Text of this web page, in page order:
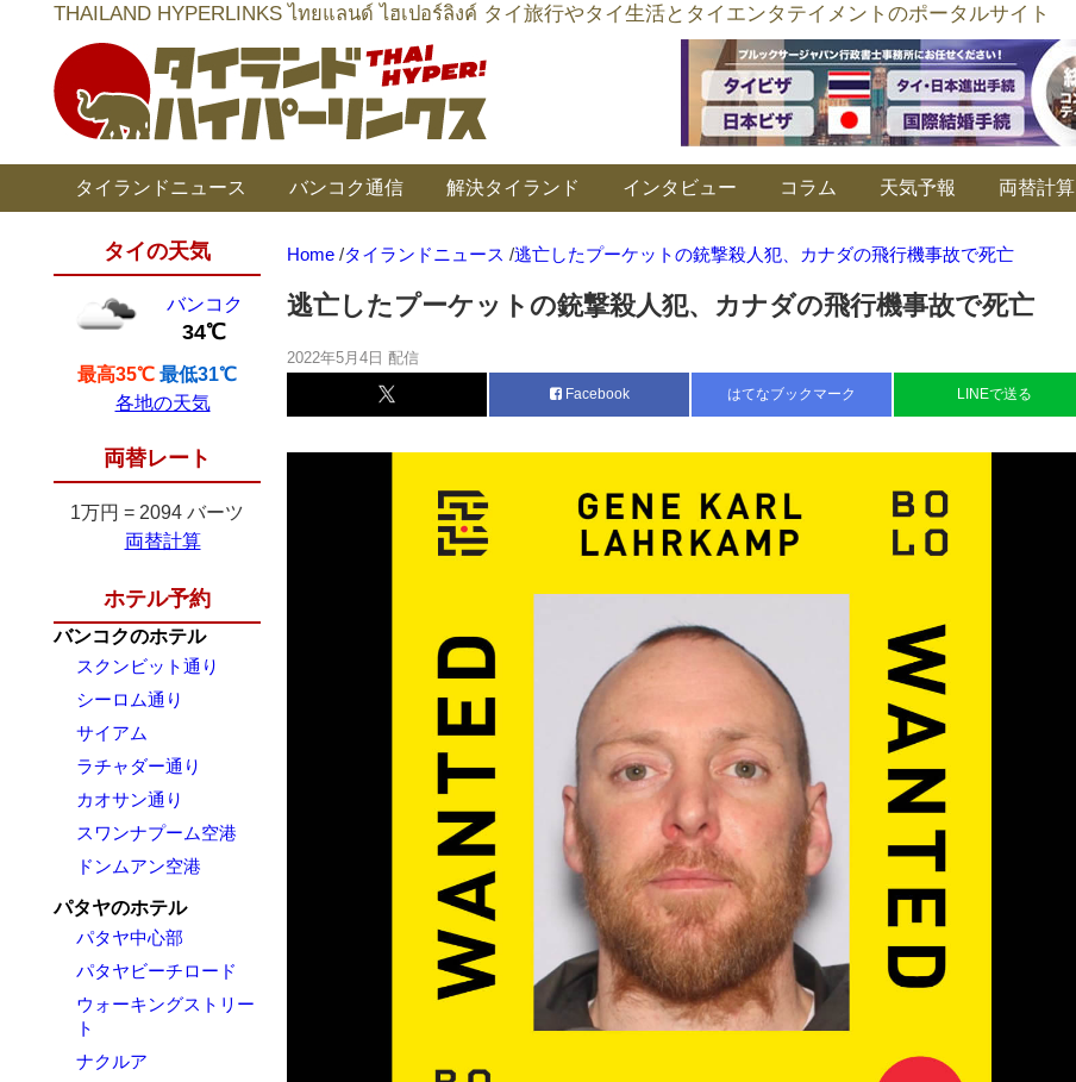
THAILAND HYPERLINKS ไทยแลนด์ ไฮเปอร์ลิงค์ タイ旅行やタイ生活とタイエンタテイメントのポータルサイト
タイランドニュース バンコク通信 解決タイランド インタビュー コラム 天気予報 両替計算
タイの天気
バンコク
34℃
最高35℃ 最低31℃
各地の天気
両替レート
1万円 = 2094 バーツ
両替計算
ホテル予約
バンコクのホテル
スクンビット通り
シーロム通り
サイアム
ラチャダー通り
カオサン通り
スワンナプーム空港
ドンムアン空港
パタヤのホテル
パタヤ中心部
パタヤビーチロード
ウォーキングストリー
ト
ナクルア
Home /タイランドニュース /逃亡したプーケットの銃撃殺人犯、カナダの飛行機事故で死亡
逃亡したプーケットの銃撃殺人犯、カナダの飛行機事故で死亡
2022年5月4日 配信
Facebook はてなブックマーク LINEで送る